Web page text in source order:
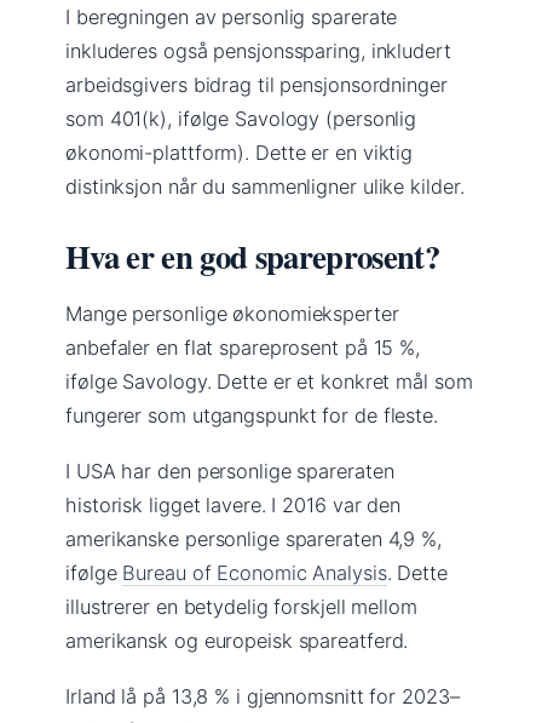
I beregningen av personlig sparerate
inkluderes også pensjonssparing, inkludert
arbeidsgivers bidrag til pensjonsordninger
som 401(k), ifølge Savology (personlig
økonomi-plattform). Dette er en viktig
distinksjon når du sammenligner ulike kilder.
Hva er en god spareprosent?
Mange personlige økonomieksperter
anbefaler en flat spareprosent på 15 %,
ifølge Savology. Dette er et konkret mål som
fungerer som utgangspunkt for de fleste.
I USA har den personlige spareraten
historisk ligget lavere. I 2016 var den
amerikanske personlige spareraten 4,9 %,
ifølge Bureau of Economic Analysis. Dette
illustrerer en betydelig forskjell mellom
amerikansk og europeisk spareatferd.
Irland lå på 13,8 % i gjennomsnitt for 2023–